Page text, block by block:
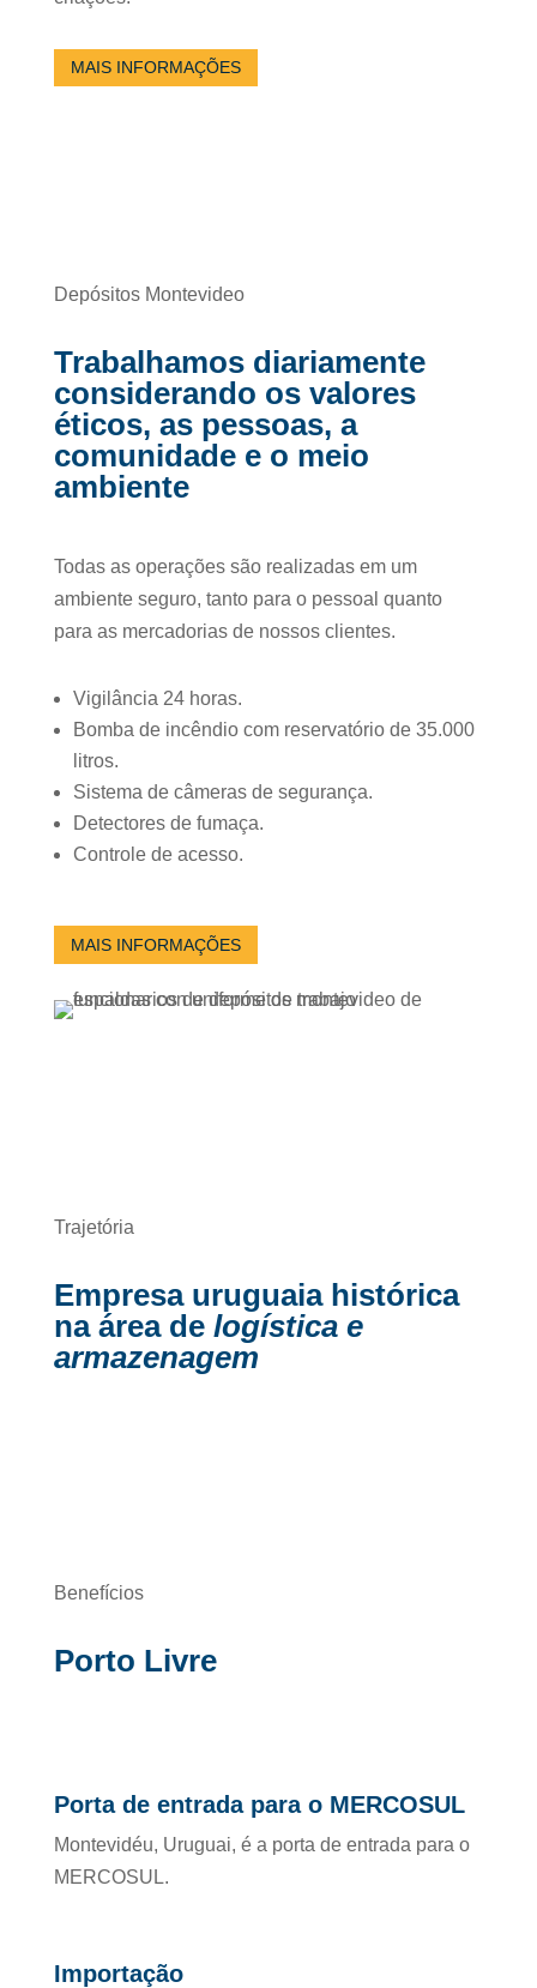
MAIS INFORMAÇÕES
Depósitos Montevideo
Trabalhamos diariamente
considerando os valores
éticos, as pessoas, a
comunidade e o meio
ambiente
Todas as operações são realizadas em um
ambiente seguro, tanto para o pessoal quanto
para as mercadorias de nossos clientes.
Vigilância 24 horas.
Bomba de incêndio com reservatório de 35.000
litros.
Sistema de câmeras de segurança.
Detectores de fumaça.
Controle de acesso.
MAIS INFORMAÇÕES
Trajetória
Empresa uruguaia histórica
na área de logística e
armazenagem
Benefícios
Porto Livre
Porta de entrada para o MERCOSUL
Montevidéu, Uruguai, é a porta de entrada para o
MERCOSUL.
Importação